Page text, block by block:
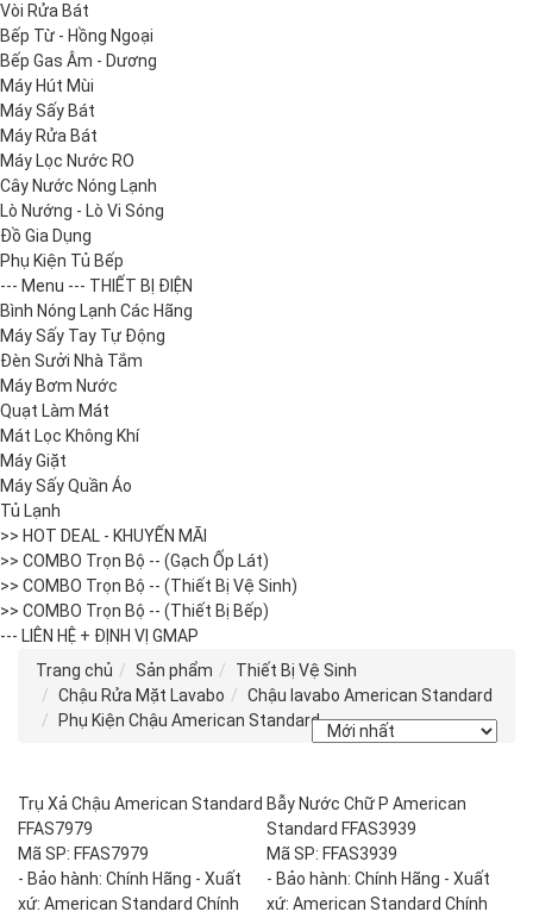
Vòi Rửa Bát
Bếp Từ - Hồng Ngoại
Bếp Gas Âm - Dương
Máy Hút Mùi
Máy Sấy Bát
Máy Rửa Bát
Máy Lọc Nước RO
Cây Nước Nóng Lạnh
Lò Nướng - Lò Vi Sóng
Đồ Gia Dụng
Phụ Kiện Tủ Bếp
--- Menu --- THIẾT BỊ ĐIỆN
Bình Nóng Lạnh Các Hãng
Máy Sấy Tay Tự Động
Đèn Sưởi Nhà Tắm
Máy Bơm Nước
Quạt Làm Mát
Mát Lọc Không Khí
Máy Giặt
Máy Sấy Quần Áo
Tủ Lạnh
>> HOT DEAL - KHUYẾN MÃI
>> COMBO Trọn Bộ -- (Gạch Ốp Lát)
>> COMBO Trọn Bộ -- (Thiết Bị Vệ Sinh)
>> COMBO Trọn Bộ -- (Thiết Bị Bếp)
--- LIÊN HỆ + ĐỊNH VỊ GMAP
Trang chủ
Sản phẩm
Thiết Bị Vệ Sinh
Chậu Rửa Mặt Lavabo
Chậu lavabo American Standard
Phụ Kiện Chậu American Standard
Trụ Xả Chậu American Standard
FFAS7979
Mã SP: FFAS7979
- Bảo hành: Chính Hãng - Xuất
xứ: American Standard Chính
Bẫy Nước Chữ P American
Standard FFAS3939
Mã SP: FFAS3939
- Bảo hành: Chính Hãng - Xuất
xứ: American Standard Chính